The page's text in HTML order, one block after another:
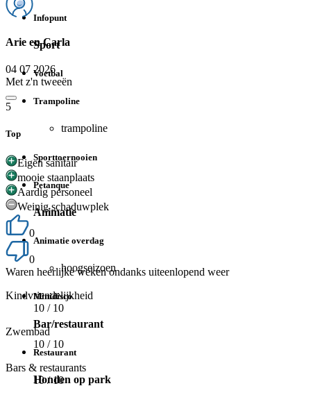
Infopunt
Sport
Voetbal
Trampoline
trampoline
Sporttoernooien
Petanque
Animatie
Animatie overdag
hoogseizoen
Minidisco
Bar/restaurant
Restaurant
Honden op park
Arie en Carla
04 07 2026
Met z'n tweeën
5
Top
Eigen sanitair
mooie staanplaats
Aardig personeel
Weinig schaduwplek
0
0
Waren heerlijke weken ondanks uiteenlopend weer
Kindvriendelijkheid
10 / 10
Zwembad
10 / 10
Bars & restaurants
10/ 10